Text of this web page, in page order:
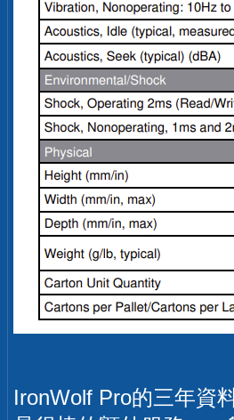
IronWolf Pro的三年資